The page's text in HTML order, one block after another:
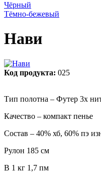
Чёрный
Тёмно-бежевый
Нави
Код продукта: 025
Тип полотна – Футер 3х
Качество – компакт пенье
Состав – 40% хб, 60% пэ
Рулон 185 см
В 1 кг 1,7 пм